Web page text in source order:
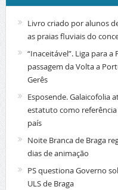
Livro criado por alunos
as praias fluviais do
“Inaceitável”. Liga para
passagem da Volta a
Gerês
Esposende. Galaicofolia
estatuto como
país
Noite Branca de Braga
dias de animação
PS questiona Governo
ULS de Braga